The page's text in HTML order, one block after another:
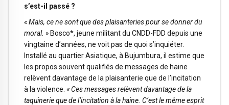
s’est-il passé ?
« Mais, ce ne sont que des plaisanteries pour se donner du
moral. » Bosco*, jeune militant du CNDD-FDD depuis une
vingtaine d’années, ne voit pas de quoi s’inquiéter.
Installé au quartier Asiatique, à Bujumbura, il estime que
les propos souvent qualifiés de messages de haine
relèvent davantage de la plaisanterie que de l’incitation
à la violence. « Ces messages relèvent davantage de la
taquinerie que de l’incitation à la haine. C’est le même esprit